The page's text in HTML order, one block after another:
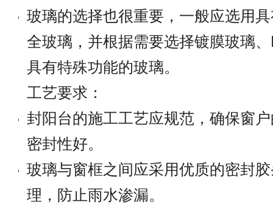
玻璃的选择也很重要，一般应选用
全玻璃，并根据需要选择镀膜玻璃
具有特殊功能的玻璃。
工艺要求：
封阳台的施工工艺应规范，确保窗
密封性好。
玻璃与窗框之间应采用优质的密封
理，防止雨水渗漏。